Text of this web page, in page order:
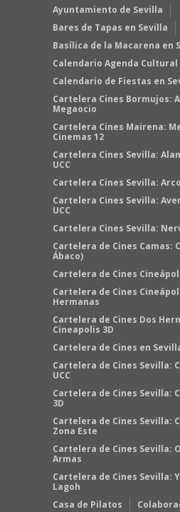
Ayuntamiento de Sevilla
Bares de Tapas en Sevilla
Basílica de la Macarena en
Calendario Agenda Cultural
Calendario de Fiestas en
Cartelera Cines Bormujos:
Megaocio
Cartelera Cines Mairena:
Cinemas 12
Cartelera Cines Sevilla:
UCC
Cartelera Cines Sevilla:
Cartelera Cines Sevilla:
UCC
Cartelera Cines Sevilla:
Cartelera de Cines Camas:
Ábaco)
Cartelera de Cines
Cartelera de Cines
Hermanas
Cartelera de Cines Dos
Cineapolis 3D
Cartelera de Cines en
Cartelera de Cines Sevilla:
UCC
Cartelera de Cines Sevilla:
3D
Cartelera de Cines Sevilla:
Zona Este
Cartelera de Cines Sevilla:
Armas
Cartelera de Cines Sevilla:
Lagoh
Casa de Pilatos